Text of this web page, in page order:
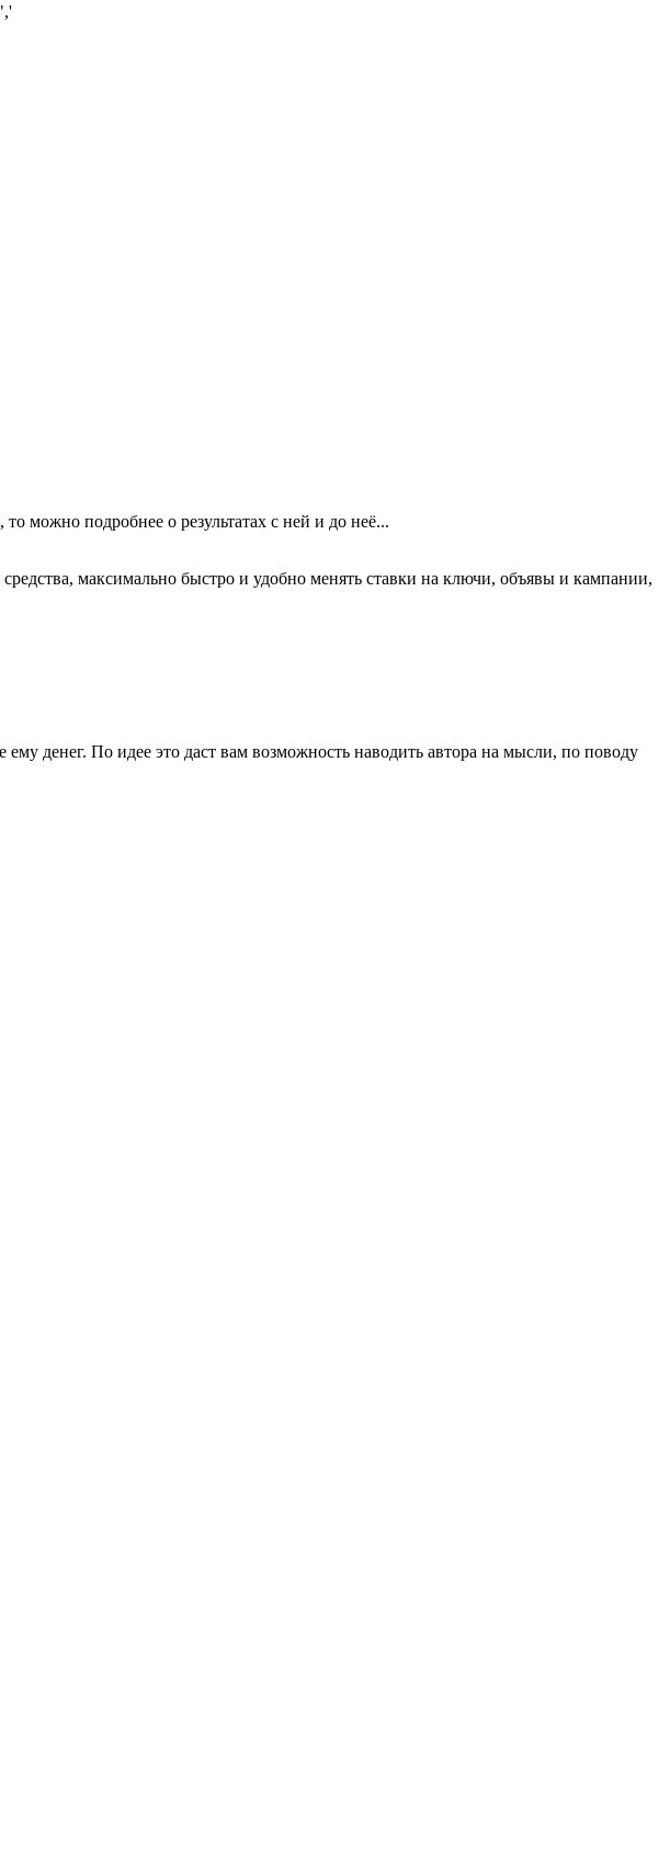
можно подробнее о результатах с ней и до неё...
максимально быстро и удобно менять ставки на ключи, объявы и кампании,
денег. По идее это даст вам возможность наводить автора на мысли, по поводу